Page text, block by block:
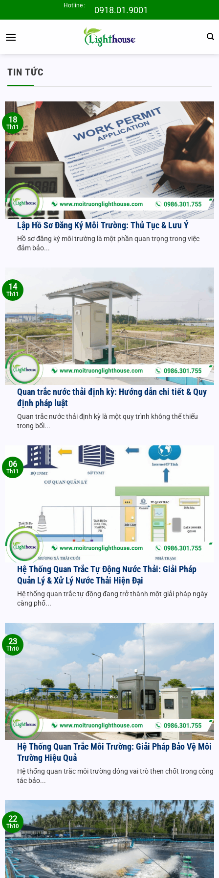
qua
dung
Hotline : 0918.01.9001
TIN TỨC
Lập Hồ Sơ Đăng Ký Môi Trường: Thủ Tục & Lưu Ý
Hồ sơ đăng ký môi trường là một phần quan trọng trong việc
đảm bảo...
18
Th11
Quan trắc nước thải định kỳ: Hướng dẫn chi tiết & Quy
định pháp luật
Quan trắc nước thải định kỳ là một quy trình không thể thiếu
trong bối...
14
Th11
Hệ Thống Quan Trắc Tự Động Nước Thải: Giải Pháp
Quản Lý & Xử Lý Nước Thải Hiện Đại
Hệ thống quan trắc tự động đang trở thành một giải pháp ngày
càng phổ...
06
Th11
Hệ Thống Quan Trắc Môi Trường: Giải Pháp Bảo Vệ Môi
Trường Hiệu Quả
Hệ thống quan trắc môi trường đóng vai trò then chốt trong công
tác bảo...
23
Th10
22
Th10